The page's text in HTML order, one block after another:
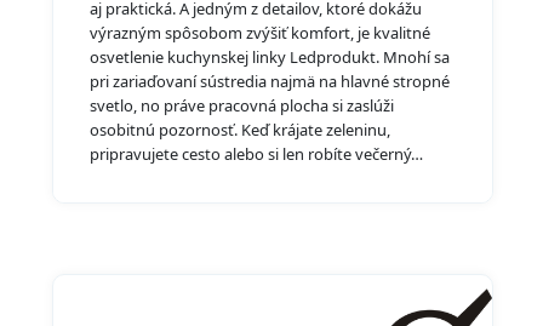
aj praktická. A jedným z detailov, ktoré dokážu
výrazným spôsobom zvýšiť komfort, je kvalitné
osvetlenie kuchynskej linky Ledprodukt. Mnohí sa
pri zariaďovaní sústredia najmä na hlavné stropné
svetlo, no práve pracovná plocha si zaslúži
osobitnú pozornosť. Keď krájate zeleninu,
pripravujete cesto alebo si len robíte večerný…